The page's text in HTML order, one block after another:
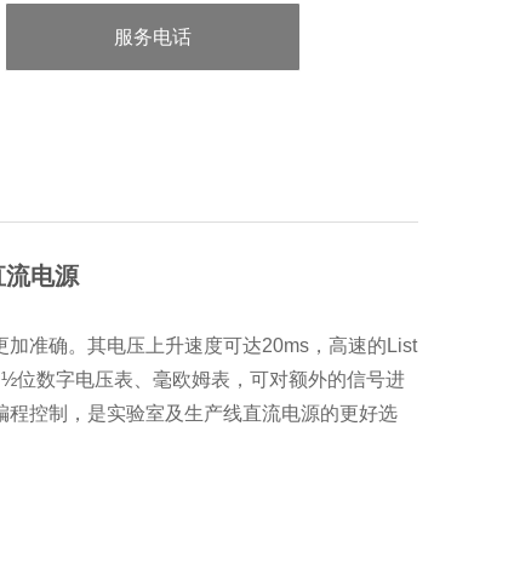
服务电话
流电源
加准确。其电压上升速度可达20ms，高速的 List
½位数字电压表、毫欧姆表，可对额外的信号进
程控制，是实验室及生产线直流电源的更好选